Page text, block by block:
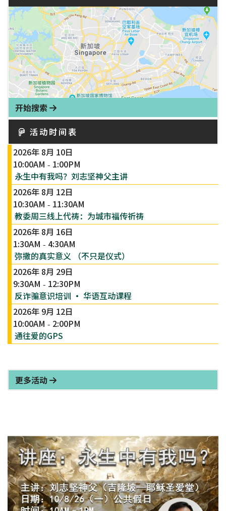
开始搜索
活动时间表
2026年 8月 10日
10:00AM - 1:00PM
永生中有我吗？刘志坚神父主讲
2026年 8月 12日
10:30AM - 11:30AM
教委周三线上代祷：为城市福传祈祷
2026年 8月 16日
1:30AM - 4:30AM
弥撒的真实意义 （不只是仪式）
2026年 8月 29日
9:30AM - 12:30PM
反诈骗意识培训 · 华语互动课程
2026年 9月 12日
10:00AM - 2:00PM
通往爱的GPS
更多活动